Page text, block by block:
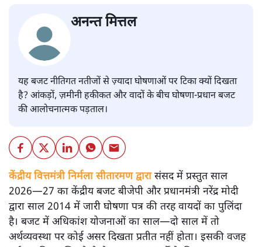
अनन्त मित्तल
यह बजट नीतिगत नतीजों से ज़्यादा घोषणाओं पर टिका क्यों दिखता
है? आंकड़ों, ज़मीनी हकीकत और वादों के बीच घोषणा-प्रधान बजट
की आलोचनात्मक पड़ताल।
केंद्रीय वित्तमंत्री निर्मला सीतारमण द्वारासंसद में प्रस्तुत साल
2026—27 का केंद्रीय बजट बीजेपी और प्रधानमंत्री नरेंद्र मोदी
द्वारा साल 2014 में जारी घोषणा पत्र की तरह वायदों का पुलिंदा
है। बजट में अधिकांश योजनाओं का साल—दो साल में तो
अर्थव्यवस्था पर कोई असर दिखता प्रतीत नहीं होता। इसकी वजह